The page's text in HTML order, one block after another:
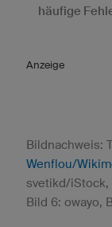
häufige
Anzeige
Bildnachweis:
Wenflou/
svetikd/iStock,
Bild 6: owayo,